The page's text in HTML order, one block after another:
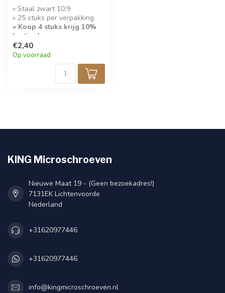
» Staal zwart 10.9
» 25 stuks per verpakking
» Koop 4 stuks krijg 10%
korting!
€2,40
Op voorraad
KING Microschroeven
Nieuwe Maat 19 - (Geen bezoekadres!)
7131EK Lichtenvoorde
Nederland
+31620977446
+31620977446
info@kingmicroschroeven.nl